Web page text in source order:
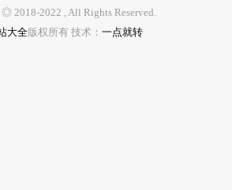
2018-2022 , All Rights Reserved.
大全版权所有 技术： 一点就转